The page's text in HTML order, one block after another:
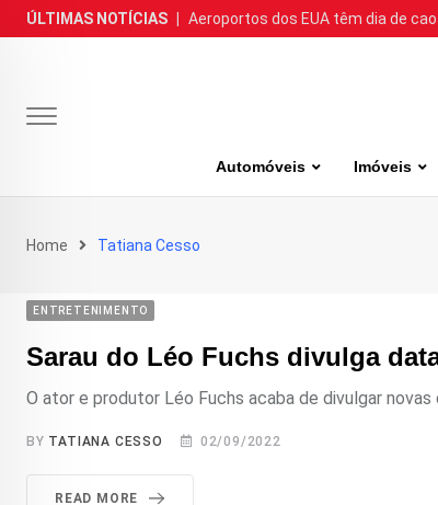
Skip
to
ÚLTIMAS NOTÍCIAS Aeroportos dos EUA têm dia de
Automóveis Imóveis
Home Tatiana Cesso
ENTRETENIMENTO
Sarau do Léo Fuchs divulga
O ator e produtor Léo Fuchs acaba de divulgar novas
BY TATIANA CESSO 02/09/2022
READ MORE